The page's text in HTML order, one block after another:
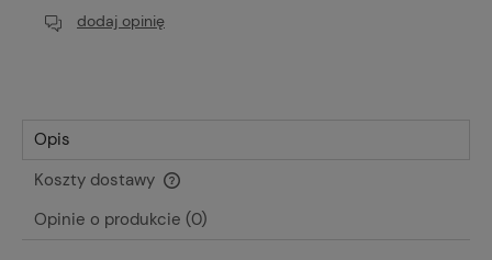
dodaj opinię
Opis
Koszty dostawy
Cena nie zawiera ewentualnych kosztów płatności
Opinie o produkcie (0)